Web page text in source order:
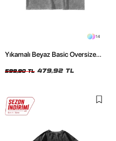
14
Yıkamalı Beyaz Basic Oversize
599,90 TL 479,92 TL